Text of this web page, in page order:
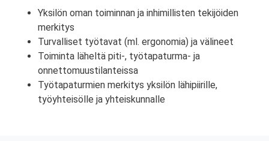
Yksilön oman toiminnan ja inhimillisten tekijöiden
merkitys
Turvalliset työtavat (ml. ergonomia) ja välineet
Toiminta läheltä piti-, työtapaturma- ja
onnettomuustilanteissa
Työtapaturmien merkitys yksilön lähipiirille,
työyhteisölle ja yhteiskunnalle